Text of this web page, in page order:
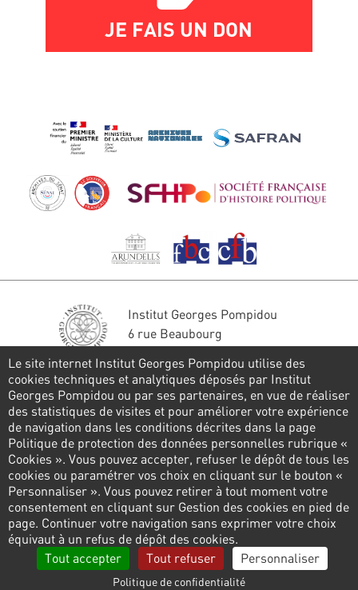
JE FAIS UN DON
Institut Georges Pompidou
6 rue Beaubourg
Tél. : 01 44 78 41 22
Restons en contact
FORMULAIRE DE CONTACT
Suivez-nous
Pied
de
page
Politique de confidentialité
Gestion des cookies
Mentions légales Contactez-nous
Le site internet Institut Georges Pompidou utilise des
cookies techniques et analytiques déposés par Institut
Georges Pompidou ou par ses partenaires, en vue de réaliser
des statistiques de visites et pour améliorer votre expérience
de navigation dans les conditions décrites dans la page
Politique de protection des données personnelles rubrique «
Cookies ». Vous pouvez accepter, refuser le dépôt de tous les
cookies ou paramétrer vos choix en cliquant sur le bouton «
Personnaliser ». Vous pouvez retirer à tout moment votre
consentement en cliquant sur Gestion des cookies en pied de
page. Continuer votre navigation sans exprimer votre choix
équivaut à un refus de dépôt des cookies.
Tout accepter
Tout refuser Personnaliser
Politique de confidentialité